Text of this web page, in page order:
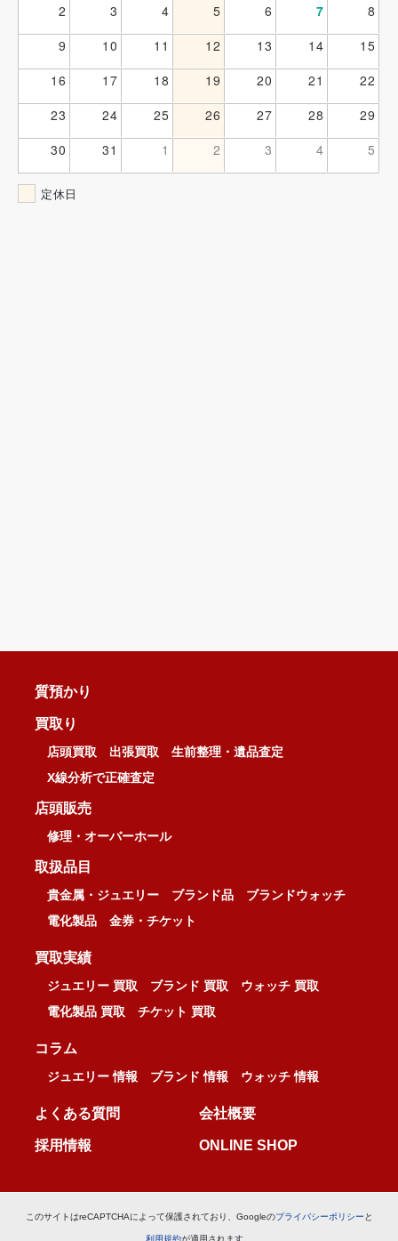
2
3 4 5 6 7
8
9
10 11 12 13 14
15
16
17 18 19 20 21
22
23
24 25 26 27 28
29
30
31 1 2 3 4 5
定休日
質預かり
買取り
店頭買取 出張買取
生前整理・遺品査定
X線分析で正確査定
店頭販売
修理・オーバーホール
取扱品目
貴金属・ジュエリー ブランド品
ブランドウォッチ
電化製品
金券・チケット
買取実績
ジュエリー 買取 ブランド 買取
ウォッチ 買取
電化製品 買取
チケット 買取
コラム
ジュエリー 情報 ブランド 情報 ウォッチ 情報
よくある質問 会社概要
採用情報 ONLINE SHOP
このサイトはreCAPTCHAによって保護されており、Googleのプライバシーポリシー と
利用規約が適用されます。